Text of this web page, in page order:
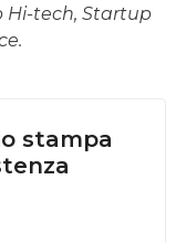
Hi-tech, Startup
stampa